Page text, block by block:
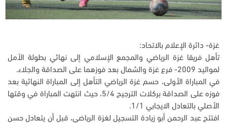
غزة- دائرة الإعلام بالاتحاد:
تأهل فريقا غزة الرياضي والمجمع الإسلامي إلى نهائي بطولة الأمل
لمواليد 2009- فرع غزة والشمال بعد فوزهما على الصداقة والجلاء.
في المباراة الأولى، حسم غزة الرياضي التأهل إلى المباراة النهائية بعد
فوزه على الصداقة بركلات الترجيح 5/4، حيث انتهت المباراة في وقتها
الأصلي بالتعادل الايجابي 1/1.
افتتح عبد الرحمن أبو زيادة التسجيل لغزة الرياضي، قبل أن يتعادل حسن